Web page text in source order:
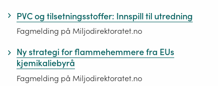
Chemicals
Restriksjoner under Reach
restriksjon under kjemikalieregelverket
Reach mot syklosiloksanene D4, D5 og D6.
Temaside om restriksjon og stoffer på Reach
PVC og tilsetningsstoffer: Innspill til utredning
Fagmelding på Miljodirektoratet.no
Ny strategi for flammehemmere fra EUs
kjemikaliebyrå
Fagmelding på Miljodirektoratet.no